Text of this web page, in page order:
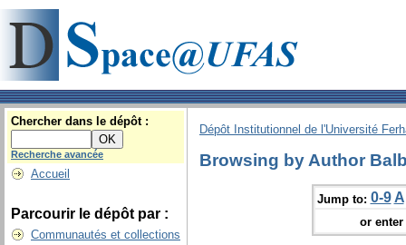
Chercher dans le dépôt :
Recherche avancée
Accueil
Parcourir le dépôt par :
Communautés et collections
Dépôt Institutionnel de l'Université
Browsing by Author
Jump to: 0-9 A
or